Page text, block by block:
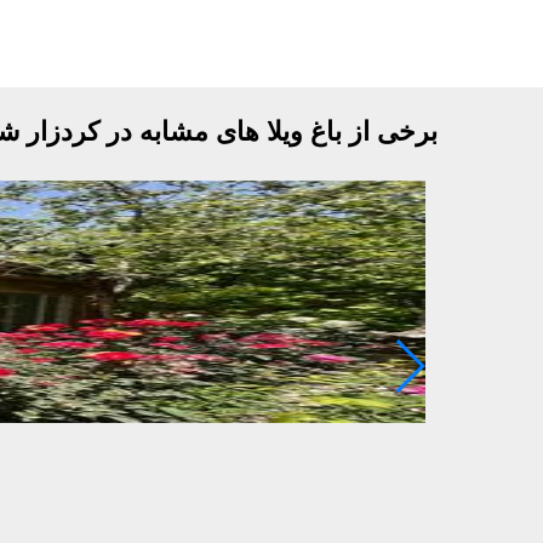
برخی از باغ ویلا های مشابه در کردزار